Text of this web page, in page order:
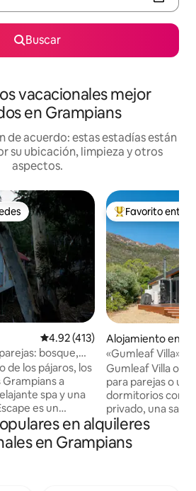
Buscar
vacacionales mejor
en Grampians
de acuerdo: estas estadías están
su ubicación, limpieza y otros
aspectos.
Calificación promedio: 4.92 de
4.92 (413)
bosque,
de los pájaros, los
a
spa y una
es un
parejas en una
doble: lo
como para
Favorito entre
Favorito entre
Alojamiento en
«Gumleaf Villa» -
Accommodation
Gumleaf Villa
para parejas o
dormitorios con
privado, una sala
cocina
proporcionan una
las vistas a la
en alquileres
en Grampians